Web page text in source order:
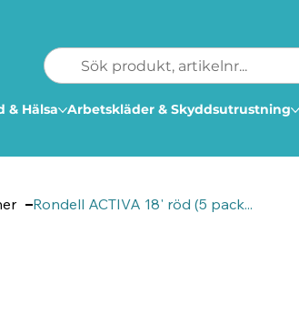
& Hälsa Arbetskläder & Skyddsutrustning
Rondell ACTIVA 18' röd (5 pack...